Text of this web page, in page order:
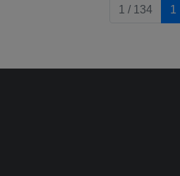
1 / 134 1